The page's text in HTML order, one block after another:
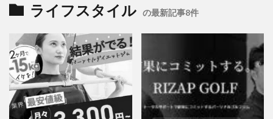
ライフスタイル の最新記事8件